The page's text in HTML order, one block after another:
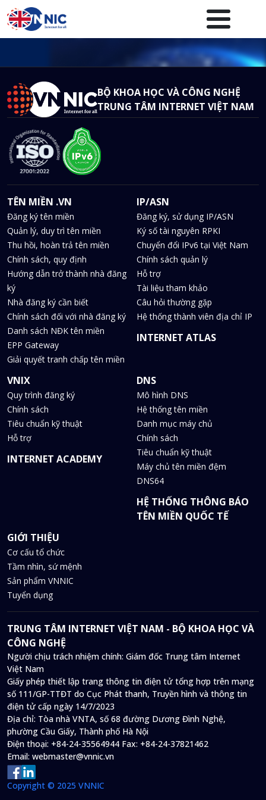
Nhảy đến nội dung
Menuheader của website
BỘ KHOA HỌC VÀ CÔNG NGHỆ
TRUNG TÂM INTERNET VIỆT NAM
TÊN MIỀN .VN
Đăng ký tên miền
Quản lý, duy trì tên miền
Thu hồi, hoàn trả tên miền
Chính sách, quy định
Hướng dẫn trở thành nhà đăng
ký
Nhà đăng ký cần biết
Chính sách đối với nhà đăng ký
Danh sách NĐK tên miền
EPP Gateway
Giải quyết tranh chấp tên miền
IP/ASN
Đăng ký, sử dụng IP/ASN
Ký số tài nguyên RPKI
Chuyển đổi IPv6 tại Việt Nam
Chính sách quản lý
Hỗ trợ
Tài liệu tham khảo
Câu hỏi thường gặp
Hệ thống thành viên địa chỉ IP
INTERNET ATLAS
VNIX
Quy trình đăng ký
Chính sách
Tiêu chuẩn kỹ thuật
Hỗ trợ
INTERNET ACADEMY
DNS
Mô hình DNS
Hệ thống tên miền
Danh mục máy chủ
Chính sách
Tiêu chuẩn kỹ thuật
Máy chủ tên miền đệm
DNS64
HỆ THỐNG THÔNG BÁO
TÊN MIỀN QUỐC TẾ
GIỚI THIỆU
Cơ cấu tổ chức
Tầm nhìn, sứ mệnh
Sản phẩm VNNIC
Tuyển dụng
TRUNG TÂM INTERNET VIỆT NAM - BỘ KHOA HỌC VÀ
CÔNG NGHỆ
Người chịu trách nhiệm chính: Giám đốc Trung tâm Internet
Việt Nam
Giấy phép thiết lập trang thông tin điện tử tổng hợp trên mạng
số 111/GP-TTĐT do Cục Phát thanh, Truyền hình và thông tin
điện tử cấp ngày 14/7/2023
Địa chỉ: Tòa nhà VNTA, số 68 đường Dương Đình Nghệ,
phường Cầu Giấy, Thành phố Hà Nội
Điện thoại: +84-24-35564944 Fax: +84-24-37821462
Email: webmaster@vnnic.vn
Copyright © 2025 VNNIC